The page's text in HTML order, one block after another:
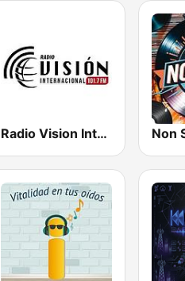
Radio Vision Internacional Mexico